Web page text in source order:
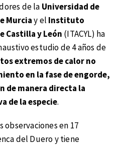
de la Universidad de
Murciay el Instituto
Castilla y León (ITACYL) ha
estudio de 4 años de
extremos de calor no
en la fase de engorde,
de manera directa la
de la especie.
observaciones en 17
del Duero y tiene